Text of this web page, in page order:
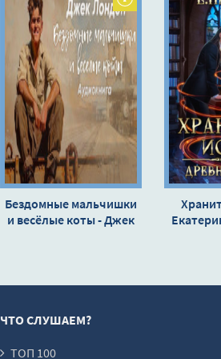
11
12
13
14
15
16
17
18
19
23
24
Бездомные мальчишки
и весёлые коты - Джек
ЧТО СЛУШАЕМ?
ТОП 100